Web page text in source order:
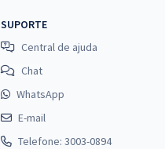
SUPORTE
Central de ajuda
Chat
WhatsApp
E-mail
Telefone: 3003-0894